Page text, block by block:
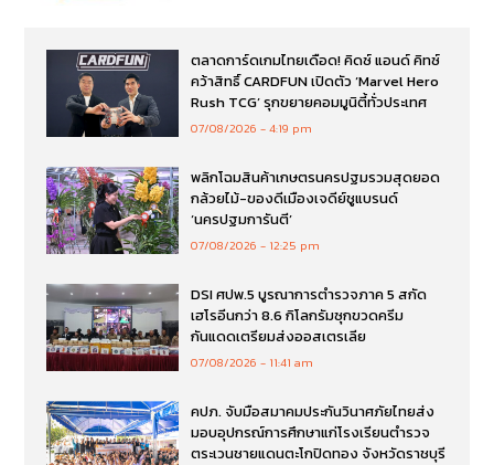
ตลาดการ์ดเกมไทยเดือด! คิดซ์ แอนด์ คิทซ์
คว้าสิทธิ์ CARDFUN เปิดตัว ‘Marvel Hero
Rush TCG’ รุกขยายคอมมูนิตี้ทั่วประเทศ
07/08/2026 4:19 pm
พลิกโฉมสินค้าเกษตรนครปฐมรวมสุดยอด
กล้วยไม้-ของดีเมืองเจดีย์ชูแบรนด์
‘นครปฐมการันตี’
07/08/2026 12:25 pm
DSI ศปพ.5 บูรณาการตำรวจภาค 5 สกัด
เฮโรอีนกว่า 8.6 กิโลกรัมซุกขวดครีม
กันแดดเตรียมส่งออสเตรเลีย
07/08/2026 11:41 am
คปภ. จับมือสมาคมประกันวินาศภัยไทยส่ง
มอบอุปกรณ์การศึกษาแก่โรงเรียนตำรวจ
ตระเวนชายแดนตะโกปิดทอง จังหวัดราชบุรี